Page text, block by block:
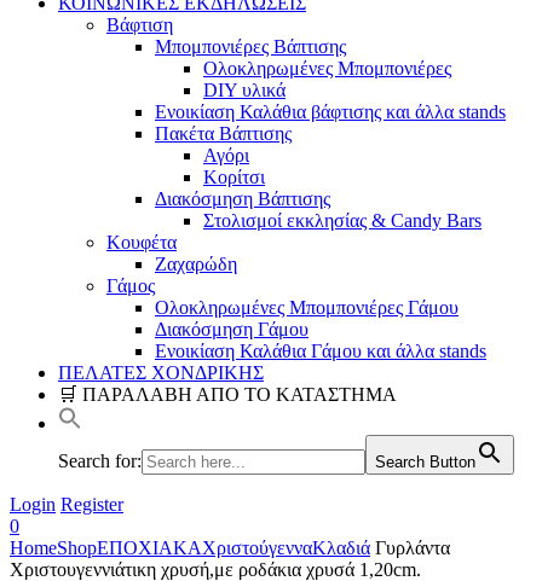
Βάφτιση
Μπομπονιέρες Βάπτισης
Ολοκληρωμένες Μπομπονιέρες
DIY υλικά
Ενοικίαση Καλάθια βάφτισης και άλλα stands
Πακέτα Βάπτισης
Αγόρι
Κορίτσι
Διακόσμηση Βάπτισης
Στολισμοί εκκλησίας & Candy Bars
Κουφέτα
Ζαχαρώδη
Γάμος
Ολοκληρωμένες Μπομπονιέρες Γάμου
Διακόσμηση Γάμου
Ενοικίαση Καλάθια Γάμου και άλλα stands
ΠΕΛΑΤΕΣ ΧΟΝΔΡΙΚΗΣ
🛒 ΠΑΡΑΛΑΒΗ ΑΠΟ ΤΟ ΚΑΤΑΣΤΗΜΑ
Search for: Search Button
Login Register
0
HomeShopΕΠΟΧΙΑΚΑΧριστούγενναΚλαδιά Γυρλάντα
Χριστουγεννιάτικη χρυσή,με ροδάκια χρυσά 1,20cm.